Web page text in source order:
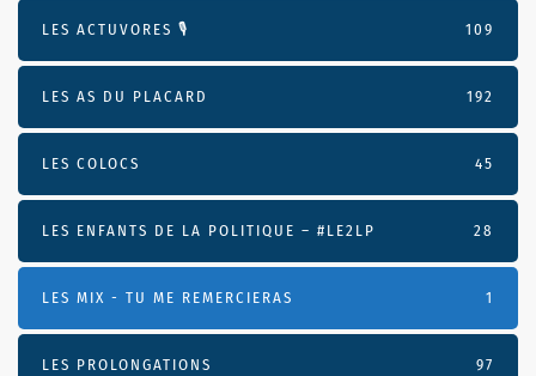
LES ACTUVORES 🎙 109
LES AS DU PLACARD 192
LES COLOCS 45
LES ENFANTS DE LA POLITIQUE – #LE2LP 28
LES MIX - TU ME REMERCIERAS 1
LES PROLONGATIONS 97